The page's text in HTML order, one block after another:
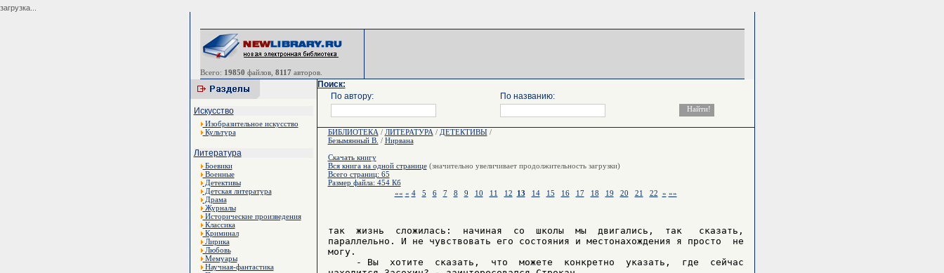
загрузка...
Всего: 19850 файлов, 8117 авторов.
Искусство
Изобразительное искусство
Культура
Литература
Боевики
Военные
Детективы
Детская литература
Драма
Журналы
Исторические произведения
Классика
Криминал
Лирика
Любовь
Мемуары
Научная-фантастика
Поиск:
По автору:
По названию:
БИБЛИОТЕКА / ЛИТЕРАТУРА / ДЕТЕКТИВЫ /
Безымянный В. / Нирвана
Скачать книгу
Вся книга на одной странице(значительно увеличивает продолжительность загрузки)
Всего страниц: 65
Размер файла: 454 Кб
«« « 4 5 6 7 8 9 10 11 12 13 14 15 16 17 18 19 20 21 22 » »»
так  жизнь  сложилась:  начиная  со  школы  мы  двигались,  так   сказать,
параллельно. И не чувствовать его состояния и местонахождения я просто  не
могу.
     - Вы  хотите  сказать,  что  можете  конкретно  указать,  где  сейчас